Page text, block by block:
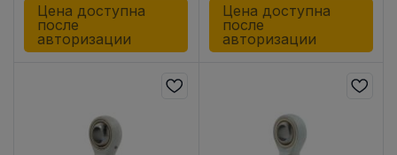
Цена доступна
после
авторизации
Цена доступна
после
авторизации